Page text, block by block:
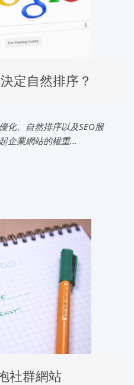
定自然排序？
化、自然排序以及SEO服
企業網站的權重...
社群網站